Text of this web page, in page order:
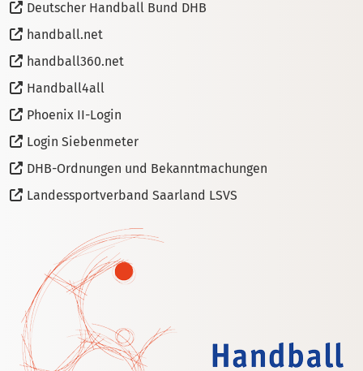
Deutscher Handball Bund DHB
handball.net
handball360.net
Handball4all
Phoenix II-Login
Login Siebenmeter
DHB-Ordnungen und Bekanntmachungen
Landessportverband Saarland LSVS